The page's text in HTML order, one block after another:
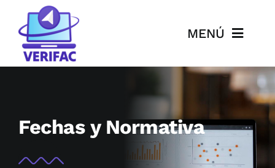
contenido
MENÚ
Fechas y Normativa